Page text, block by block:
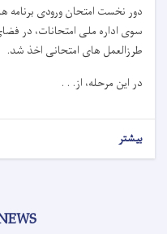
دور نخست امتحان ورودی برنامه‌
سوی اداره ملی امتحانات، در
طرزالعمل ‌های امتحانی اخذ شد.
در این مرحله، از. . .
بیشتر